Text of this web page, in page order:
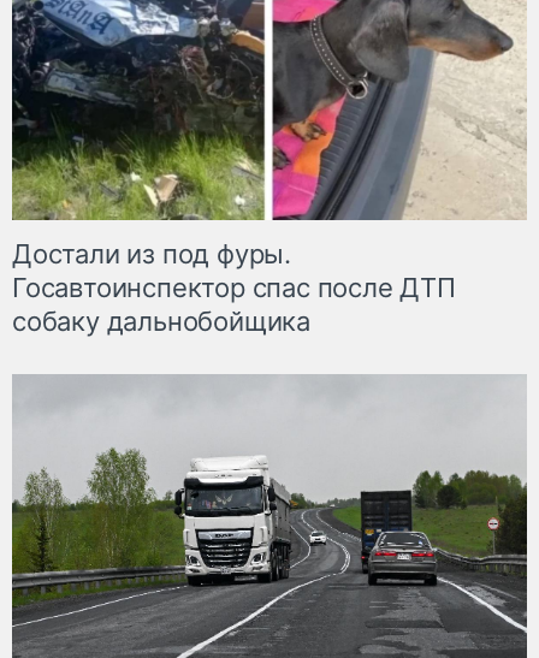
Достали из под фуры.
Госавтоинспектор спас после ДТП
собаку дальнобойщика